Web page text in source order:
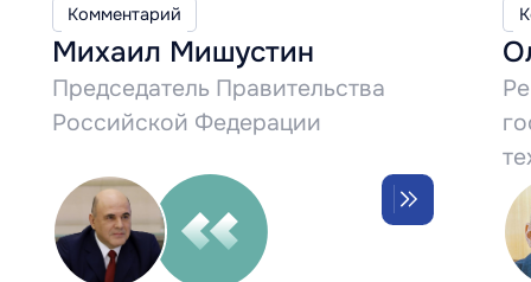
Комментарий
Михаил Мишустин
Председатель Правительства
Российской Федерации